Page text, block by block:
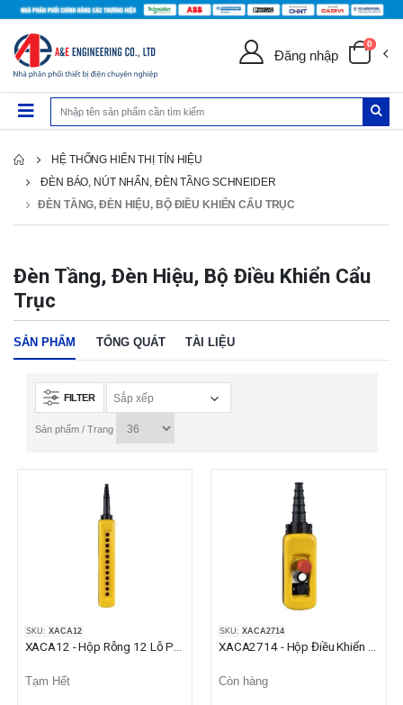
Đăng nhập
0
HỆ THỐNG HIỂN THỊ TÍN HIỆU
ĐÈN BÁO, NÚT NHẤN, ĐÈN TẦNG SCHNEIDER
ĐÈN TẦNG, ĐÈN HIỆU, BỘ ĐIỀU KHIỂN CẨU TRỤC
Đèn Tầng, Đèn Hiệu, Bộ Điều Khiển Cẩu
Trục
SẢN PHẨM TỔNG QUÁT TÀI LIỆU
FILTER
Sản phẩm / Trang
SKU: XACA12
Tạm Hết
SKU: XACA2714
Còn hàng